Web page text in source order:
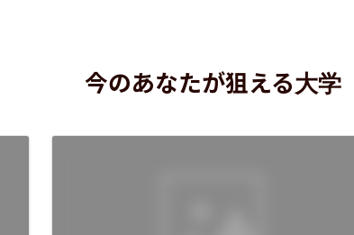
今のあなたが狙える大学